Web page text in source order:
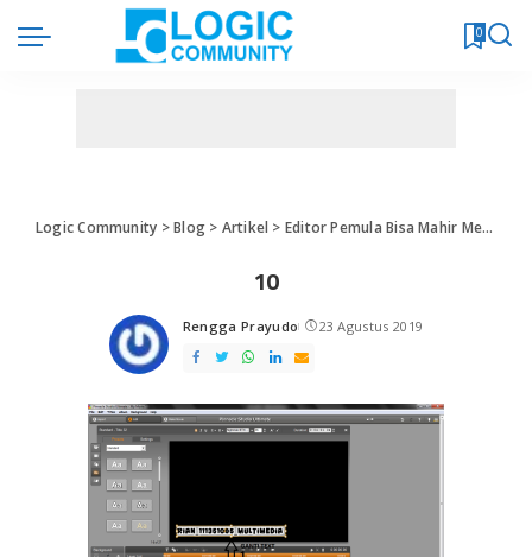
0
Logic Community >Blog> Artikel > Editor Pemula Bisa Mahir Memakai Aplikasi Ini
10
Posted
by
Rengga Prayudo 23 Agustus 2019